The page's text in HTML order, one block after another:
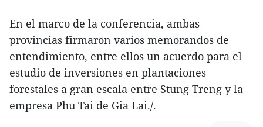
En el marco de la conferencia, ambas
provincias firmaron varios memorandos de
entendimiento, entre ellos un acuerdo para el
estudio de inversiones en plantaciones
forestales a gran escala entre Stung Treng y la
empresa Phu Tai de Gia Lai./.